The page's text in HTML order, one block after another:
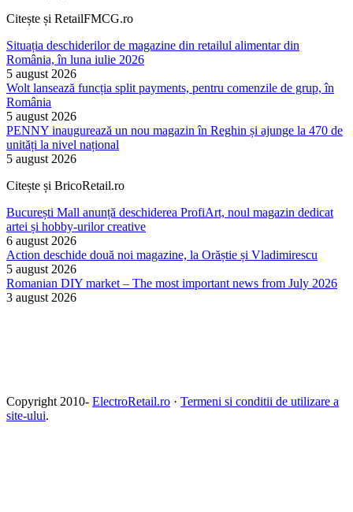
Citește și RetailFMCG.ro
Situația deschiderilor de magazine din retailul alimentar din
România, în luna iulie 2026
5 august 2026
Wolt lansează funcția split payments, pentru comenzile de grup, în
România
5 august 2026
PENNY inaugurează un nou magazin în Reghin și ajunge la 470 de
unități la nivel național
5 august 2026
Citește și BricoRetail.ro
București Mall anunță deschiderea ProfiArt, noul magazin dedicat
artei și hobby-urilor creative
6 august 2026
Action deschide două noi magazine, la Orăștie și Vladimirescu
5 august 2026
Romanian DIY market – The most important news from July 2026
3 august 2026
Copyright 2010- ElectroRetail.ro · Termeni si conditii de utilizare a
site-ului.